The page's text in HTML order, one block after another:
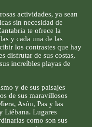
actividades, ya sean
sin necesidad de
te ofrece la
y cada una de las
los contrastes que hay
disfrutar de sus costas,
increíbles playas de
y de sus paisajes
de sus maravillosos
Asón, Pas y las
Liébana. Lugares
como son sus